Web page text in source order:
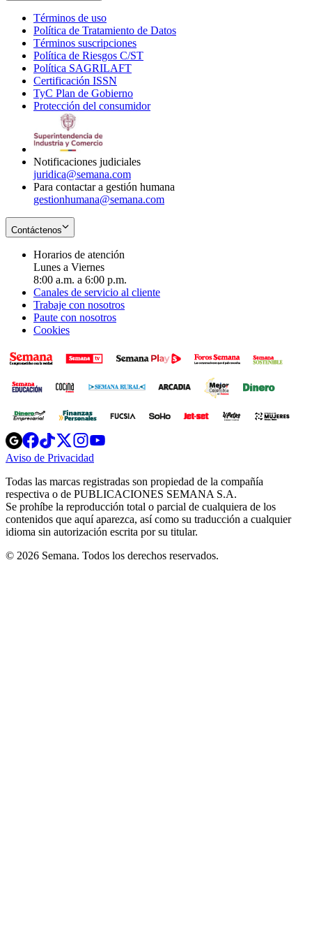
Términos de uso
in
new
window
Política de Tratamiento de Datos
Términos suscripciones
in
Política de Riesgos C/ST
Política SAGRILAFT
new
window
Certificación ISSN
in
new
TyC Plan de Gobierno
in
Protección del consumidorOpens
Notificaciones judiciales
juridica@semana.com
Para contactar a gestión humana
gestionhumana@semana.com
Contáctenos
Horarios de atención
Lunes a Viernes
8:00 a.m. a 6:00 p.m.
Canales de servicio al cliente
Trabaje con nosotros
Paute con nosotros
Cookies
Opens
in
new
Opens
in
new
Opens
in
new
window
Opens
new
windowwindow
Aviso de Privacidad
new
window
Todas las marcas registradas son propiedad de la compañía
respectiva o de PUBLICACIONES SEMANA S.A.
Se prohíbe la reproducción total o parcial de cualquiera de los
contenidos que aquí aparezca, así como su traducción a cualquier
idioma sin autorización escrita por su titular.
© 2026 Semana. Todos los derechos reservados.